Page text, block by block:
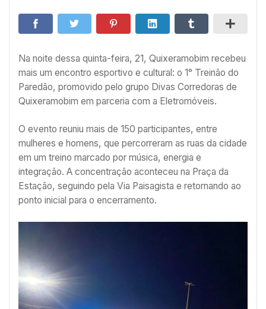
Na noite dessa quinta-feira, 21, Quixeramobim recebeu
mais um encontro esportivo e cultural: o 1° Treinão do
Paredão, promovido pelo grupo Divas Corredoras de
Quixeramobim em parceria com a Eletromóveis.
O evento reuniu mais de 150 participantes, entre
mulheres e homens, que percorreram as ruas da cidade
em um treino marcado por música, energia e
integração. A concentração aconteceu na Praça da
Estação, seguindo pela Via Paisagista e retornando ao
ponto inicial para o encerramento.